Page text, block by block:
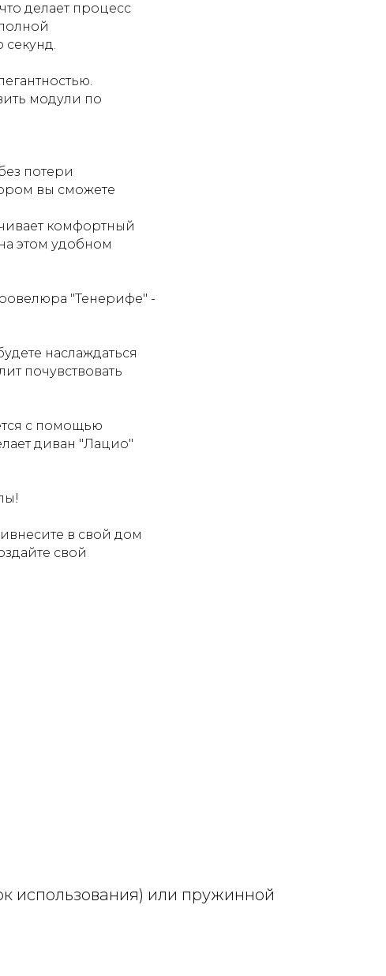
делает процесс
модули по
потери
вы сможете
комфортный
этом удобном
"Тенерифе" -
наслаждаться
почувствовать
с помощью
диван "Лацио"
в свой дом
свой
использования) или пружинной